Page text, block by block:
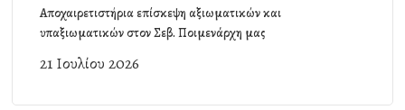
Αποχαιρετιστήρια επίσκεψη αξιωματικών και
υπαξιωματικών στον Σεβ. Ποιμενάρχη μας
21 Ιουλίου 2026